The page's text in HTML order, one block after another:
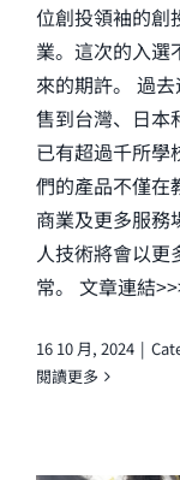
位創投領袖的創
業。這次的入選
來的期許。 過
售到台灣、日本
已有超過千所學
們的產品不僅在
商業及更多服務
人技術將會以更
常。 文章連結
16 10 月, 2024 |
閱讀更多